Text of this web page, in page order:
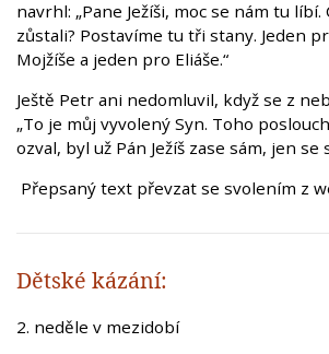
navrhl: „Pane Ježíši, moc se nám tu
zůstali? Postavíme tu tři stany. Jeden
Mojžíše a jeden pro Eliáše.“
Ještě Petr ani nedomluvil, když se z
„To je můj vyvolený Syn. Toho
ozval, byl už Pán Ježíš zase sám, jen se
Přepsaný text převzat se svolením z
Dětské kázání:
2. neděle v mezidobí